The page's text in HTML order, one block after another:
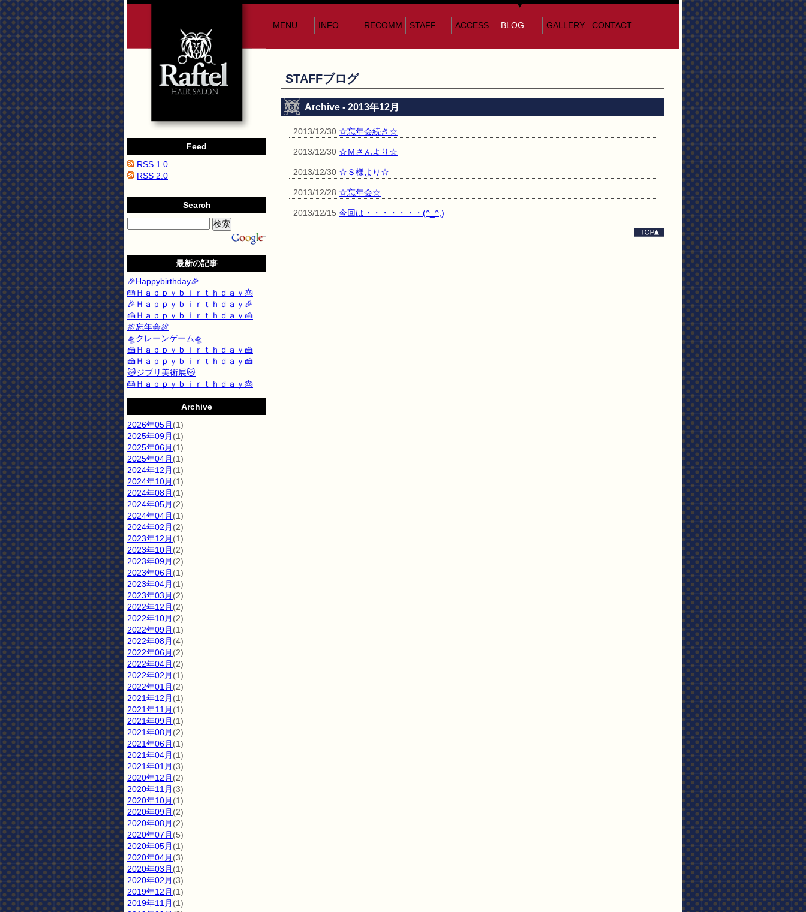
MENU INFO RECOMM STAFF ACCESS BLOG GALLERY CONTACT
STAFFブログ
Archive - 2013年12月
2013/12/30 ☆忘年会続き☆
2013/12/30 ☆Ｍさんより☆
2013/12/30 ☆Ｓ様より☆
2013/12/28 ☆忘年会☆
2013/12/15 今回は・・・・・・・(^_^;)
Feed
RSS 1.0
RSS 2.0
Search
最新の記事
🎉Happybirthday🎉
🎂Ｈａｐｐｙｂｉｒｔｈｄａｙ🎂
🎉Ｈａｐｐｙｂｉｒｔｈｄａｙ🎉
🍰Ｈａｐｐｙｂｉｒｔｈｄａｙ🍰
🍖忘年会🍖
🛸クレーンゲーム🛸
🍰Ｈａｐｐｙｂｉｒｔｈｄａｙ🍰
🍰Ｈａｐｐｙｂｉｒｔｈｄａｙ🍰
🐱ジブリ美術展🐱
🎂Ｈａｐｐｙｂｉｒｔｈｄａｙ🎂
Archive
2026年05月 (1)
2025年09月 (1)
2025年06月 (1)
2025年04月 (1)
2024年12月 (1)
2024年10月 (1)
2024年08月 (1)
2024年05月 (2)
2024年04月 (1)
2024年02月 (2)
2023年12月 (1)
2023年10月 (2)
2023年09月 (2)
2023年06月 (1)
2023年04月 (1)
2023年03月 (2)
2022年12月 (2)
2022年10月 (2)
2022年09月 (1)
2022年08月 (4)
2022年06月 (2)
2022年04月 (2)
2022年02月 (1)
2022年01月 (2)
2021年12月 (1)
2021年11月 (1)
2021年09月 (1)
2021年08月 (2)
2021年06月 (1)
2021年04月 (1)
2021年01月 (3)
2020年12月 (2)
2020年11月 (3)
2020年10月 (1)
2020年09月 (2)
2020年08月 (2)
2020年07月 (5)
2020年05月 (1)
2020年04月 (3)
2020年03月 (1)
2020年02月 (3)
2019年12月 (1)
2019年11月 (1)